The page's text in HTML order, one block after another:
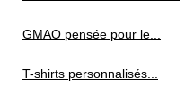
GMAO pensée pour le...
T-shirts personnalisés...